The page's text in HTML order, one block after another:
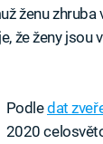
ženu
že ženy jsou
Podledat
2020